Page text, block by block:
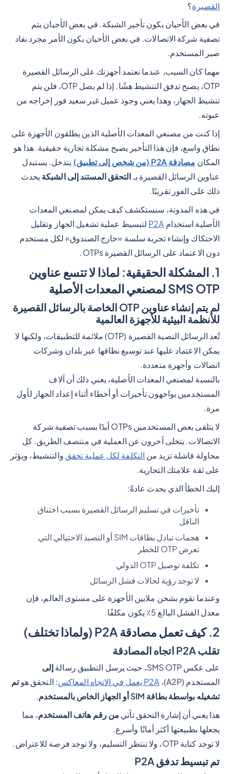
القصيرة؟
في بعض الأحيان يكون تأخير الشبكة. في بعض الأحيان يتم
تصفية شركة الاتصالات. في بعض الأحيان يكون الأمر مجرد نفاد
صبر المستخدم.
مهما كان السبب، عندما تعتمد أجهزتك على الرسائل القصيرة
OTP، يصبح تدفق التنشيط هشًا. إذا لم يصل OTP، فلن يتم
تنشيط الجهاز، وهذا يعني وجود عميل غير سعيد فور إخراجه من
عبوته.
إذا كنت من مصنعي المعدات الأصلية الذين يطلقون الأجهزة على
نطاق واسع، فإن هذا التأخير يصبح مشكلة تجارية حقيقية. هذا هو
المكان مصادقة P2A (من شخص إلى تطبيق)
يتدخل. يستبدل
عناوين الرسائل القصيرة بـالتحقق المستند إلى الشبكة يحدث
ذلك على الفور تقريبًا.
في هذه المدونة، سنستكشف كيف يمكن لمصنعي المعدات
الأصلية استخدام P2A لتبسيط عملية تشغيل الجهاز وتقليل
الاحتكاك وإنشاء تجربة سلسة «خارج الصندوق» لكل مستخدم
دون الاعتماد على الرسائل القصيرة OTPs.
1. المشكلة الحقيقية: لماذا لا تتسع عناوين
SMS OTP لمصنعي المعدات الأصلية
لم يتم إنشاء عناوين OTP الخاصة بالرسائل القصيرة
للأنظمة البيئية للأجهزة العالمية
تُعد الرسائل النصية القصيرة (OTP) ملائمة للتطبيقات، ولكنها لا
يمكن الاعتماد عليها عند توسيع نطاقها عبر بلدان وشركات
اتصالات وأجهزة متعددة.
بالنسبة لمصنعي المعدات الأصلية، يعني ذلك أن آلاف
المستخدمين يواجهون تأخيرات أو أخطاء أثناء إعداد الجهاز لأول
مرة.
لا يتلقى بعض المستخدمين OTPs أبدًا بسبب تصفية شركة
الاتصالات. يتخلى آخرون عن العملية في منتصف الطريق. كل
محاولة فاشلة تزيد من التكلفة لكل عملية تحقق والتنشيط، ويؤثر
على ثقة علامتك التجارية.
إليك الخطأ الذي يحدث عادةً:
تأخيرات في تسليم الرسائل القصيرة بسبب اختناق
الناقل
هجمات تبادل بطاقات SIM أو التصيد الاحتيالي التي
تعرض OTP للخطر
تكلفة توصيل OTP الدولي
لا توجد رؤية لحالات فشل الرسائل
وعندما تقوم بشحن ملايين الأجهزة على مستوى العالم، فإن
معدل الفشل البالغ 5٪ يكون مكلفًا.
2. كيف تعمل مصادقة P2A (ولماذا تختلف)
تقلب P2A اتجاه المصادقة
على عكس SMS OTP، حيث يرسل التطبيق رسالة
إلى
المستخدم (A2P)،
P2A يعمل في الاتجاه المعاكس : التحقق هوتم
تشغيله بواسطة بطاقة SIM أو الجهاز الخاص بالمستخدم
.
هذا يعني أن إشارة التحقق تأتي من رقم هاتف المستخدم، مما
يجعلها بطبيعتها أكثر أمانًا وأسرع.
لا توجد كتابة OTP، ولا تنتظر التسليم، ولا توجد فرصة للاعتراض.
تم تبسيط تدفق P2A